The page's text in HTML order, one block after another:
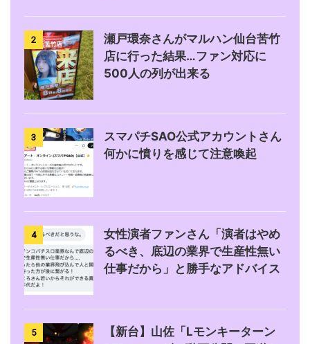
2
瀬戸環奈さんがマルハン仙台苦竹
店に行った結果…ファン対応に
500人の列が出来る
3
スマパチSAO公式アカウントさん
何かに憤りを感じて注意喚起
4
女性演者ファンさん「演者はやめ
るべき、底辺の業界で生産性無い
仕事だから」と勝手なアドバイス
5
【新台】山佐「Lモンキーターン